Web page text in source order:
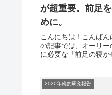
が超重要。前足
めに。
こんにちは！こんばん
の記事では、オーリー
に必要な「前足の寝か
紹介しています。ス
せられないから擦り上
よ〜そんな方の参考に
2020年俺的研究報告